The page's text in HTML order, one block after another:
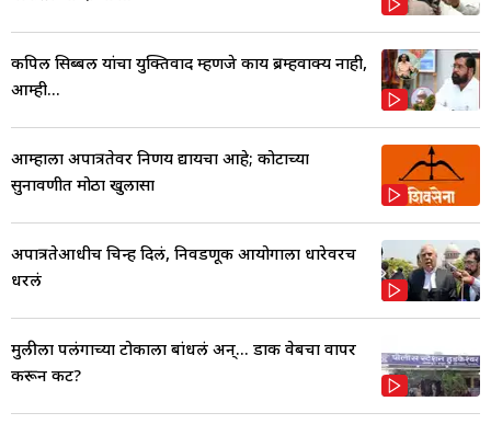
कपिल सिब्बल यांचा युक्तिवाद म्हणजे काय ब्रम्हवाक्य नाही,
आम्ही...
आम्हाला अपात्रतेवर निर्णय द्यायचा आहे; कोर्टाच्या
सुनावणीत मोठा खुलासा
अपात्रतेआधीच चिन्ह दिलं, निवडणूक आयोगाला धारेवरच
धरलं
मुलीला पलंगाच्या टोकाला बांधलं अन्... डार्क वेबचा वापर
करून कट?